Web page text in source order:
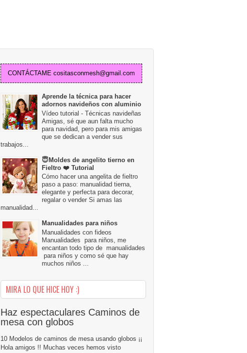
CONTÁCTAME cositasconmesh@gmail.com
Aprende la técnica para hacer
adornos navideños con aluminio
Vídeo tutorial - Técnicas navideñas
Amigas, sé que aun falta mucho
para navidad, pero para mis amigas
que se dedican a vender sus
trabajos...
😇Moldes de angelito tierno en
Fieltro ❤️ Tutorial
Cómo hacer una angelita de fieltro
paso a paso: manualidad tierna,
elegante y perfecta para decorar,
regalar o vender Si amas las
manualidad...
Manualidades para niños
Manualidades con fideos
Manualidades para niños, me
encantan todo tipo de manualidades
para niños y como sé que hay
muchos niños ...
MIRA LO QUE HICE HOY :)
Haz espectaculares Caminos de
mesa con globos
10 Modelos de caminos de mesa usando globos ¡¡
Hola amigos !! Muchas veces hemos visto